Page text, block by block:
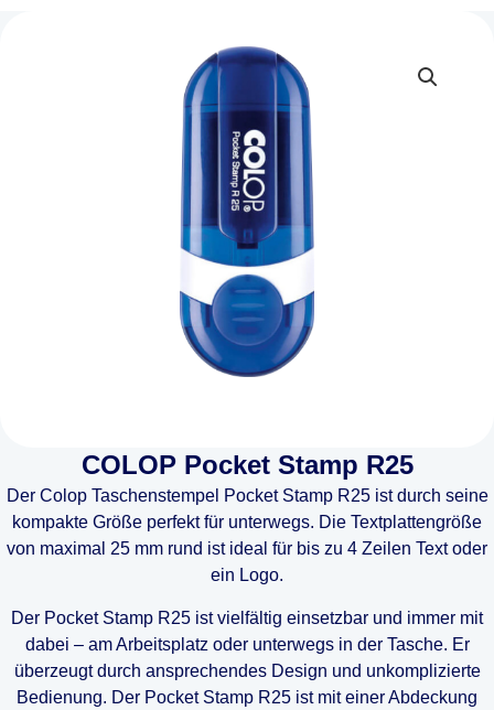
COLOP Pocket Stamp R25
Der Colop Taschenstempel Pocket Stamp R25 ist durch seine
kompakte Größe perfekt für unterwegs. Die Textplattengröße
von maximal 25 mm rund ist ideal für bis zu 4 Zeilen Text oder
ein Logo.
Der Pocket Stamp R25 ist vielfältig einsetzbar und immer mit
dabei – am Arbeitsplatz oder unterwegs in der Tasche. Er
überzeugt durch ansprechendes Design und unkomplizierte
Bedienung. Der Pocket Stamp R25 ist mit einer Abdeckung